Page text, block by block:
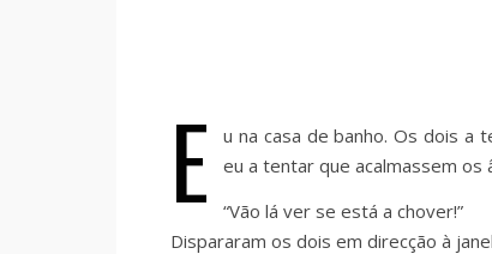
E
u na casa de banho. Os dois a
eu a tentar que acalmassem os
“Vão lá ver se está a chover!”
Dispararam os dois em direcção à